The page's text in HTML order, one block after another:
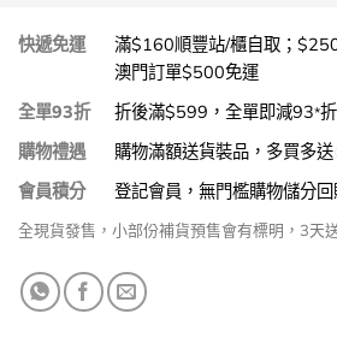
快遞免運
滿$160順豐站/櫃自取；
澳門訂單$500免運
全單93折
折後滿$599，全單即減93*折
購物禮遇
購物滿額送貨裝品，多買多送
會員積分
登記會員，無門檻購物儲分
全現貨發售，小部份補貨預售會有標明，3天